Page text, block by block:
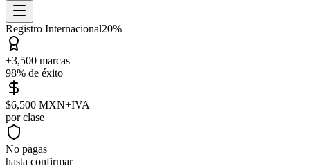
Registro Internacional20%
+3,500 marcas
98% de éxito
$6,500 MXN+IVA
por clase
No pagas
hasta confirmar